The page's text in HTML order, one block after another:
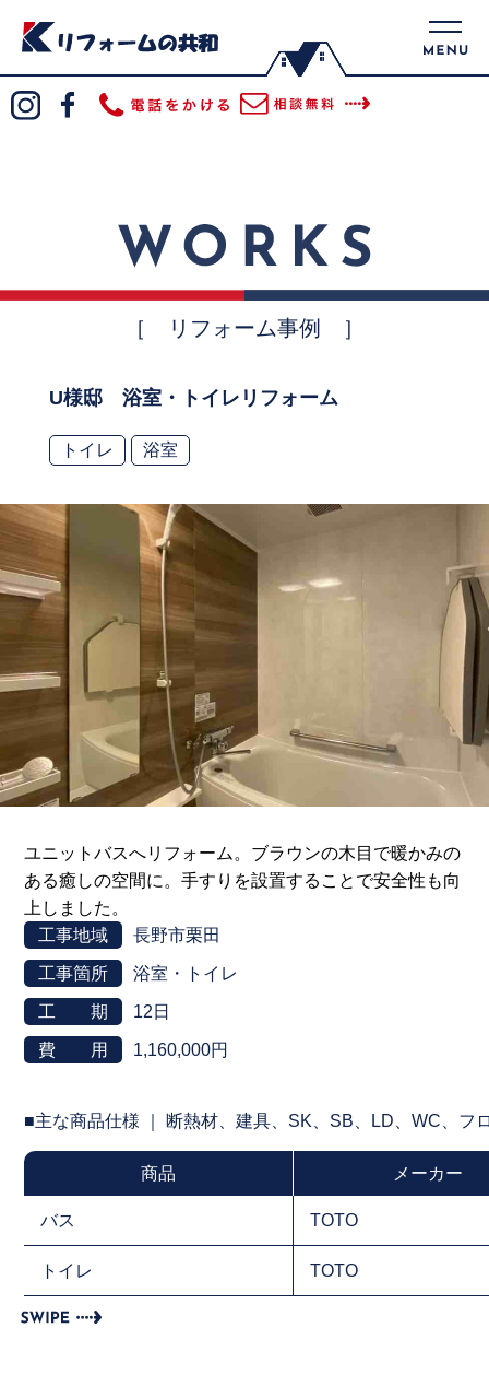
［ リフォーム事例 ］
U様邸 浴室・トイレリフォーム
トイレ 浴室
ユニットバスへリフォーム。ブラウンの木目で暖かみの
ある癒しの空間に。手すりを設置することで安全性も向
上しました。
工事地域
長野市栗田
工事箇所 浴室・トイレ
工 期 12日
費 用 1,160,000円
■主な商品仕様 ｜ 断熱材、建具、SK、SB、LD、WC、フ
商品 メーカー
バス TOTO
トイレ TOTO